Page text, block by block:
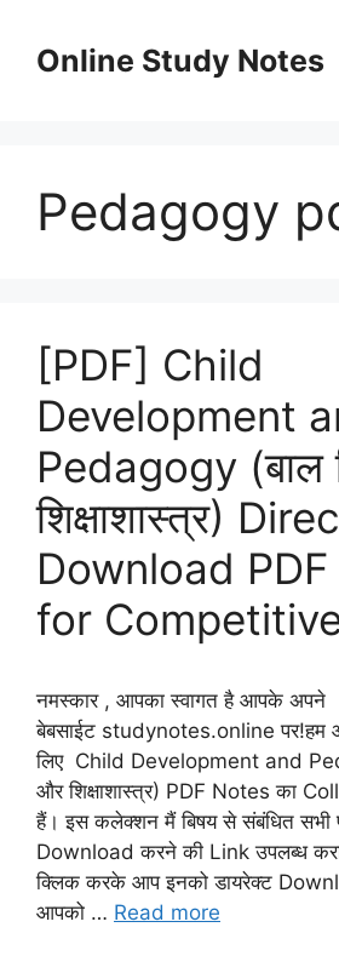
contentOnline Study Notes
Pedagogy
[PDF] Child
Development
Pedagogy (बाल
शिक्षाशास्त्र)
Download
for
नमस्कार , आपका स्वागत है आपके अपने
बेबसाईट studynotes.online
लिए Child Development and
और शिक्षाशास्त्र) PDF Notes का
हैं। इस कलेक्शन मैं बिषय से संबंधित सभी
Download करने की Link उपलब्ध
क्लिक करके आप इनको डायरेक्ट
आपको … Read more